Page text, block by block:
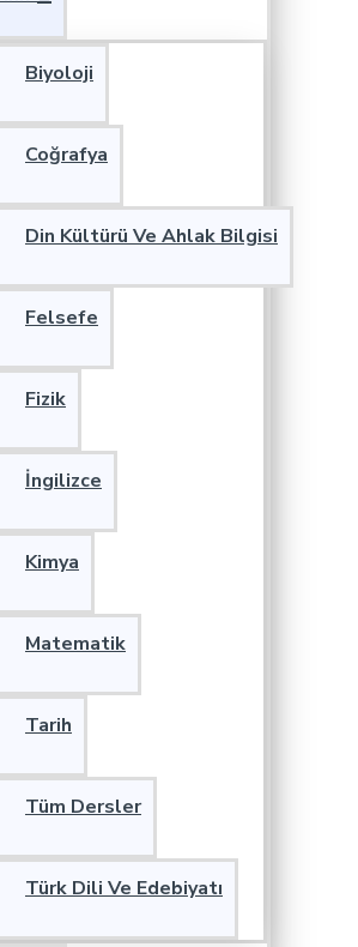
Biyoloji
Coğrafya
Din Kültürü Ve Ahlak Bilgisi
Felsefe
Fizik
İngilizce
Kimya
Matematik
Tarih
Tüm Dersler
Türk Dili Ve Edebiyatı